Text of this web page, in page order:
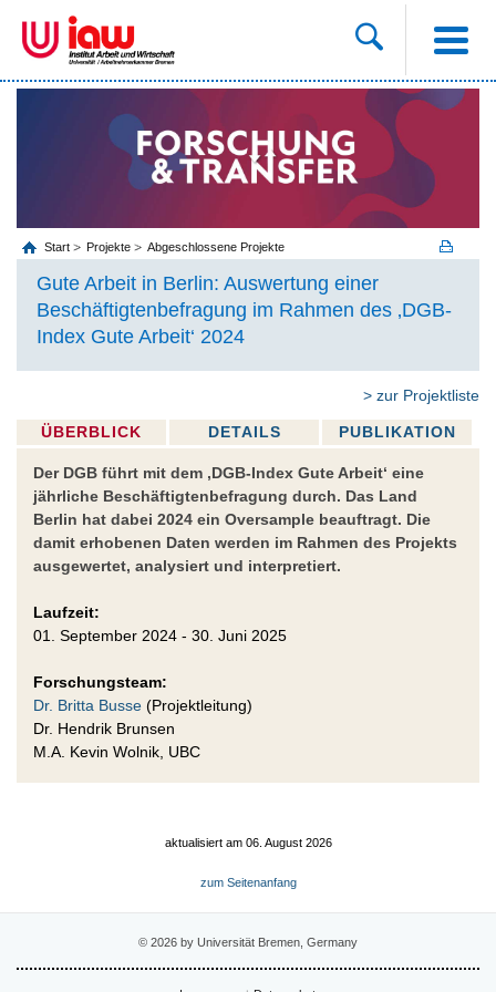
Start Projekte Abgeschlossene Projekte
Gute Arbeit in Berlin: Auswertung einer
Beschäftigtenbefragung im Rahmen des ‚DGB-
Index Gute Arbeit‘ 2024
> zur Projektliste
ÜBERBLICK DETAILS PUBLIKATION
Der DGB führt mit dem ‚DGB-Index Gute Arbeit‘ eine
jährliche Beschäftigtenbefragung durch. Das Land
Berlin hat dabei 2024 ein Oversample beauftragt. Die
damit erhobenen Daten werden im Rahmen des Projekts
ausgewertet, analysiert und interpretiert.
Laufzeit:
01. September 2024 - 30. Juni 2025
Forschungsteam:
Dr. Britta Busse (Projektleitung)
Dr. Hendrik Brunsen
M.A. Kevin Wolnik, UBC
aktualisiert am 06. August 2026
zum Seitenanfang
© 2026 by Universität Bremen, Germany